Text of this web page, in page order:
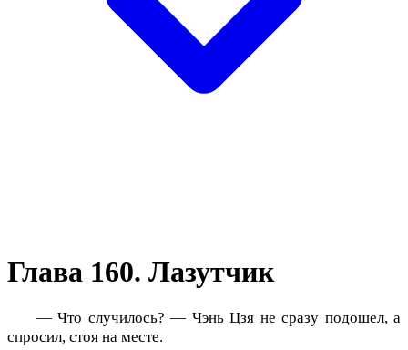
Глава 160. Лазутчик
— Что случилось? — Чэнь Цзя не сразу подошел, а
спросил, стоя на месте.